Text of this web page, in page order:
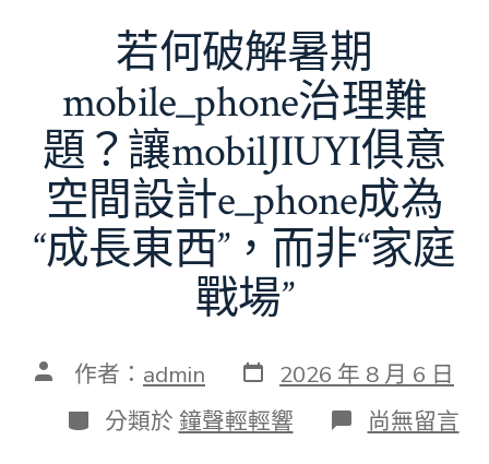
若何破解暑期
mobile_phone治理難
題？讓mobilJIUYI俱意
空間設計e_phone成為
“成長東西”，而非“家庭
戰場”
文 作者： admin 發
表
日
期
2026 年 8 月 6 日
分
類
分類於 鐘聲輕輕響 在
〈若
尚無留言